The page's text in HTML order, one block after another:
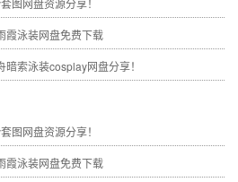
霞泳装网盘免费下载
索泳装cosplay网盘分享！
图网盘资源分享！
霞泳装网盘免费下载